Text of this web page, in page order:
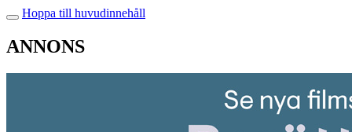
Hoppa till huvudinnehåll
ANNONS